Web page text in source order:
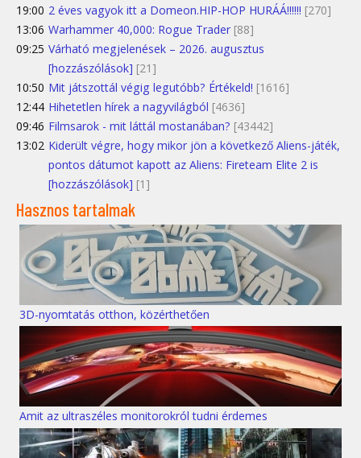
19:00 2 éves vagyok itt a Domeon.HIP-HOP HURÁÁ!!!!!! [270]
13:06 Warhammer 40,000: Rogue Trader [88]
09:25 Várható megjelenések – 2026. augusztus
[hozzászólások] [21]
10:50 Mit játszottál végig legutóbb? Értékeld! [1616]
12:44 Hihetetlen hírek a nagyvilágból [4636]
09:46 Filmsarok - mit láttál mostanában? [43442]
13:02 Kiderült végre, hogy mikor jön a következő Aliens-játék,
pontos dátumot kapott az Aliens: Fireteam Elite 2 is
[hozzászólások] [1]
Hasznos tartalmak
3D-nyomtatás otthon, közérthetően
Amit az ultraszéles monitorokról tudni érdemes